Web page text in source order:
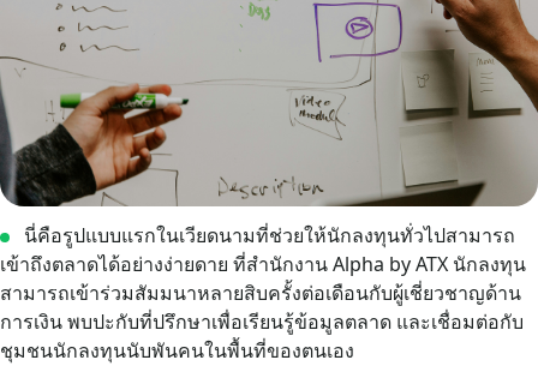
นี่คือรูปแบบแรกในเวียดนามที่ช่วยให้นักลงทุนทั่วไปสามารถ
เข้าถึงตลาดได้อย่างง่ายดาย ที่สำนักงาน Alpha by ATX นักลงทุน
สามารถเข้าร่วมสัมมนาหลายสิบครั้งต่อเดือนกับผู้เชี่ยวชาญด้าน
การเงิน พบปะกับที่ปรึกษาเพื่อเรียนรู้ข้อมูลตลาด และเชื่อมต่อกับ
ชุมชนนักลงทุนนับพันคนในพื้นที่ของตนเอง